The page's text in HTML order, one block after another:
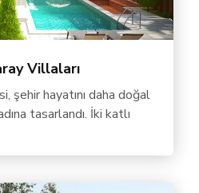
Villaları
şehir hayatını daha doğal
tasarlandı. İki katlı